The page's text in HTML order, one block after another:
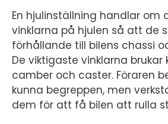
En hjulinställning handlar om
vinklarna på hjulen så att de
förhållande till bilens chassi
De viktigaste vinklarna brukar
camber och caster. Föraren
kunna begreppen, men
dem för att få bilen att rulla